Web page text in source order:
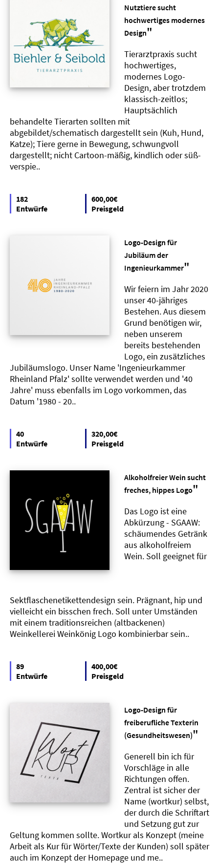
Nutztiere sucht
hochwertiges modernes
Design"
Tierarztpraxis sucht
hochwertiges,
modernes Logo-
Design, aber trotzdem
klassisch-zeitlos;
Hauptsächlich
behandelte Tierarten sollten mit
abgebildet/schematisch dargestellt sein (Kuh, Hund,
Katze); Tiere gerne in Bewegung, schwungvoll
dargestellt; nicht Cartoon-mäßig, kindlich oder süß-
verspie..
182
Entwürfe
600,00€
Preisgeld
Logo-Design für
Jubiläum der
Ingenieurkammer"
Wir feiern im Jahr 2020
unser 40-jähriges
Bestehen. Aus diesem
Grund benötigen wir,
neben unserem
bereits bestehenden
Logo, ein zusätzliches
Jubiläumslogo. Unser Name 'Ingenieurkammer
Rheinland Pfalz' sollte verwendet werden und '40
Jahre' muss ebenfalls im Logo vorkommen, das
Datum '1980 - 20..
40
Entwürfe
320,00€
Preisgeld
Alkoholfreier Wein sucht
freches, hippes Logo"
Das Logo ist eine
Abkürzung - SGAAW:
schäumendes Getränk
aus alkoholfreiem
Wein. Soll geeignet für
Sektflaschenetikettendesign sein. Prägnant, hip und
vielleicht ein bisschen frech. Soll unter Umständen
mit einem traditionsreichen (altbackenen)
Weinkellerei Weinkönig Logo kombinierbar sein..
89
Entwürfe
400,00€
Preisgeld
Logo-Design für
freiberufliche Texterin
(Gesundheitswesen)"
Generell bin ich für
Vorschläge in alle
Richtungen offen.
Zentral ist sicher der
Name (wortkur) selbst,
der durch die Schriftart
und Setzung gut zur
Geltung kommen sollte. Wortkur als Konzept (meine
Arbeit als Kur für Wörter/Texte der Kunden) soll später
auch im Konzept der Homepage und me..